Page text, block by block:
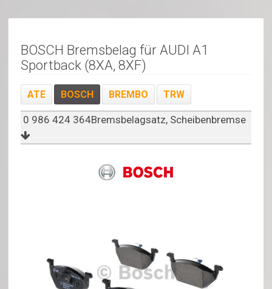
BOSCH Bremsbelag für AUDI A1
Sportback (8XA, 8XF)
ATE BOSCH BREMBO TRW
0 986 424 364Bremsbelagsatz, Scheibenbremse